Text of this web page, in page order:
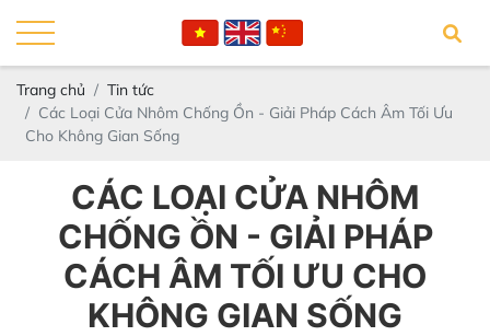
Trang chủ
Tin tức
Các Loại Cửa Nhôm Chống Ồn - Giải Pháp Cách Âm Tối Ưu
Cho Không Gian Sống
CÁC LOẠI CỬA NHÔM
CHỐNG ỒN - GIẢI PHÁP
CÁCH ÂM TỐI ƯU CHO
KHÔNG GIAN SỐNG